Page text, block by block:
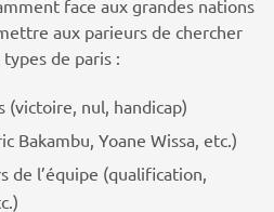
face aux grandes nations
aux parieurs de chercher
de paris :
(victoire, nul, handicap)
Bakambu, Yoane Wissa, etc.)
de l’équipe (qualification,